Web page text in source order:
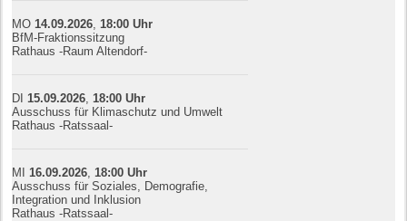
MO 14.09.2026 18:00 Uhr
BfM-Fraktionssitzung
Rathaus -Raum Altendorf-
DI 15.09.2026 18:00 Uhr
Ausschuss für Klimaschutz und Umwelt
Rathaus -Ratssaal-
MI 16.09.2026 18:00 Uhr
Ausschuss für Soziales, Demografie,
Integration und Inklusion
Rathaus -Ratssaal-